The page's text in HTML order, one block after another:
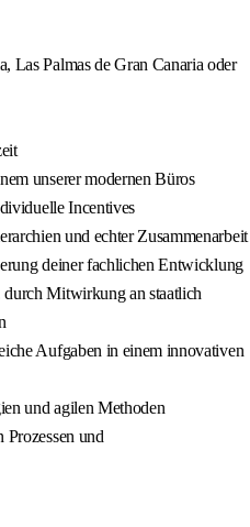
Las Palmas de Gran Canaria oder
unserer modernen Büros
Incentives
und echter Zusammenarbeit
deiner fachlichen Entwicklung
durch Mitwirkung an staatlich
Aufgaben in einem innovativen
und agilen Methoden
und